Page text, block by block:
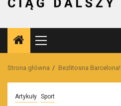
Menu
główne
Strona główna Bezlitosna Barcelona!
Artykuły Sport